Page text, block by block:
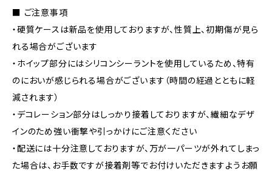
■ ご注意事項
・硬質ケースは新品を使用しておりますが、性質上、初期傷が見ら
れる場合がございます
・ホイップ部分にはシリコンシーラントを使用しているため、特有
のにおいが感じられる場合がございます（時間の経過とともに軽
減されます）
・デコレーション部分はしっかり接着しておりますが、繊細なデザ
インのため強い衝撃や引っかけにご注意ください
・配送には十分注意しておりますが、万が一パーツが外れてしまっ
た場合は、お手数ですが接着剤等でお付けいただきますようお願